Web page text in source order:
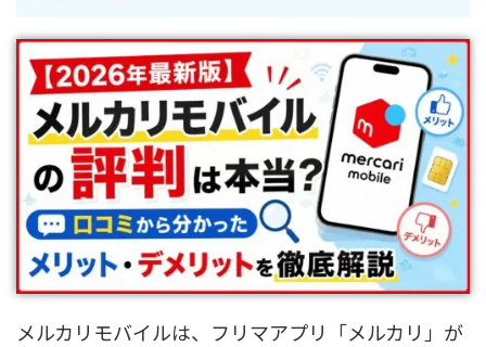
メルカリモバイルは、フリマアプリ「メルカリ」が